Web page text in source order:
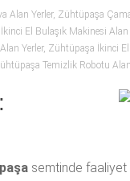
Alan Yerler, Zühtüpaşa
El Bulaşık Makinesi Alan
Yerler, Zühtüpaşa İkinci
Temizlik Robotu
semtinde faaliyet